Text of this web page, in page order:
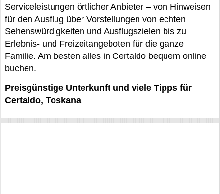
Serviceleistungen örtlicher Anbieter – von Hinweisen
für den Ausflug über Vorstellungen von echten
Sehenswürdigkeiten und Ausflugszielen bis zu
Erlebnis- und Freizeitangeboten für die ganze
Familie. Am besten alles in Certaldo bequem online
buchen.
Preisgünstige Unterkunft und viele Tipps für
Certaldo, Toskana